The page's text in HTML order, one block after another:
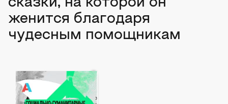
сказки, на которой он
женится благодаря
чудесным помощникам